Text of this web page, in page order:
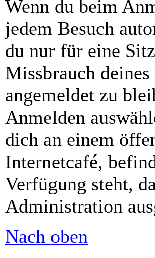
Wenn du beim
jedem Besuch
du nur für eine
Missbrauch
angemeldet zu
Anmelden
dich an einem
Internetcafé,
Verfügung steht,
Administration
Nach oben